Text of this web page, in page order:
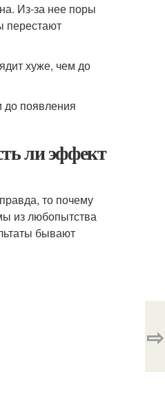
Из-за нее поры
перестают
хуже, чем до
до появления
ли эффект
то почему
из любопытства
бывают
⇨